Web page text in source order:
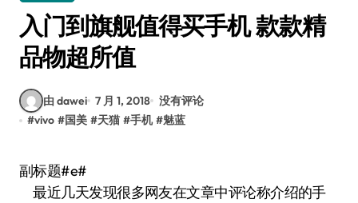
入门到旗舰值得买手机 款款精
品物超所值
由 dawei 7 月 1, 2018 没有评论
#vivo #国美 #天猫 #手机 #魅蓝
副标题#e#
最近几天发现很多网友在文章中评论称介绍的手